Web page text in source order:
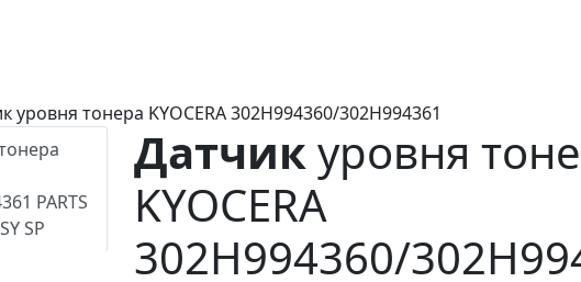
уровня тонера KYOCERA 302H994360/302H994361
Датчикуровня
KYOCERA
302H994360/